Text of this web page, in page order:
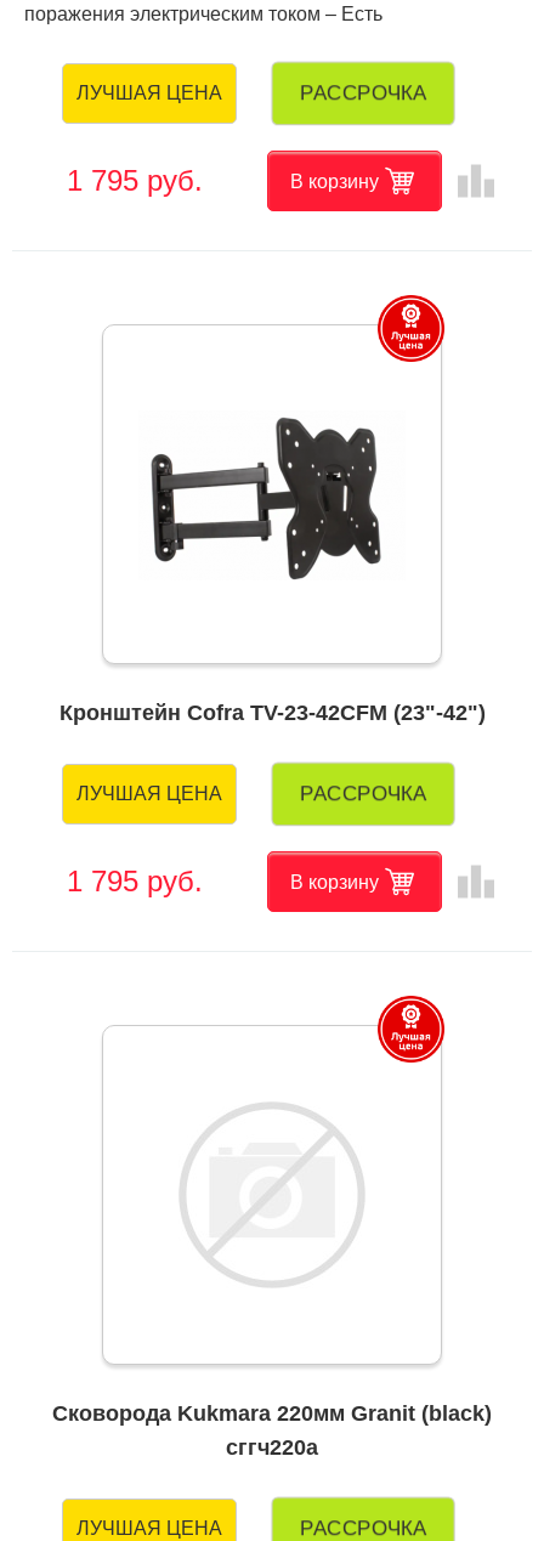
поражения электрическим током – Есть
ЛУЧШАЯ ЦЕНА РАССРОЧКА
1 795 руб. В корзину leaderboard
Кронштейн Cofra TV-23-42CFM (23"-42")
ЛУЧШАЯ ЦЕНА РАССРОЧКА
1 795 руб. В корзину leaderboard
Сковорода Kukmara 220мм Granit (black)
сггч220а
ЛУЧШАЯ ЦЕНА РАССРОЧКА